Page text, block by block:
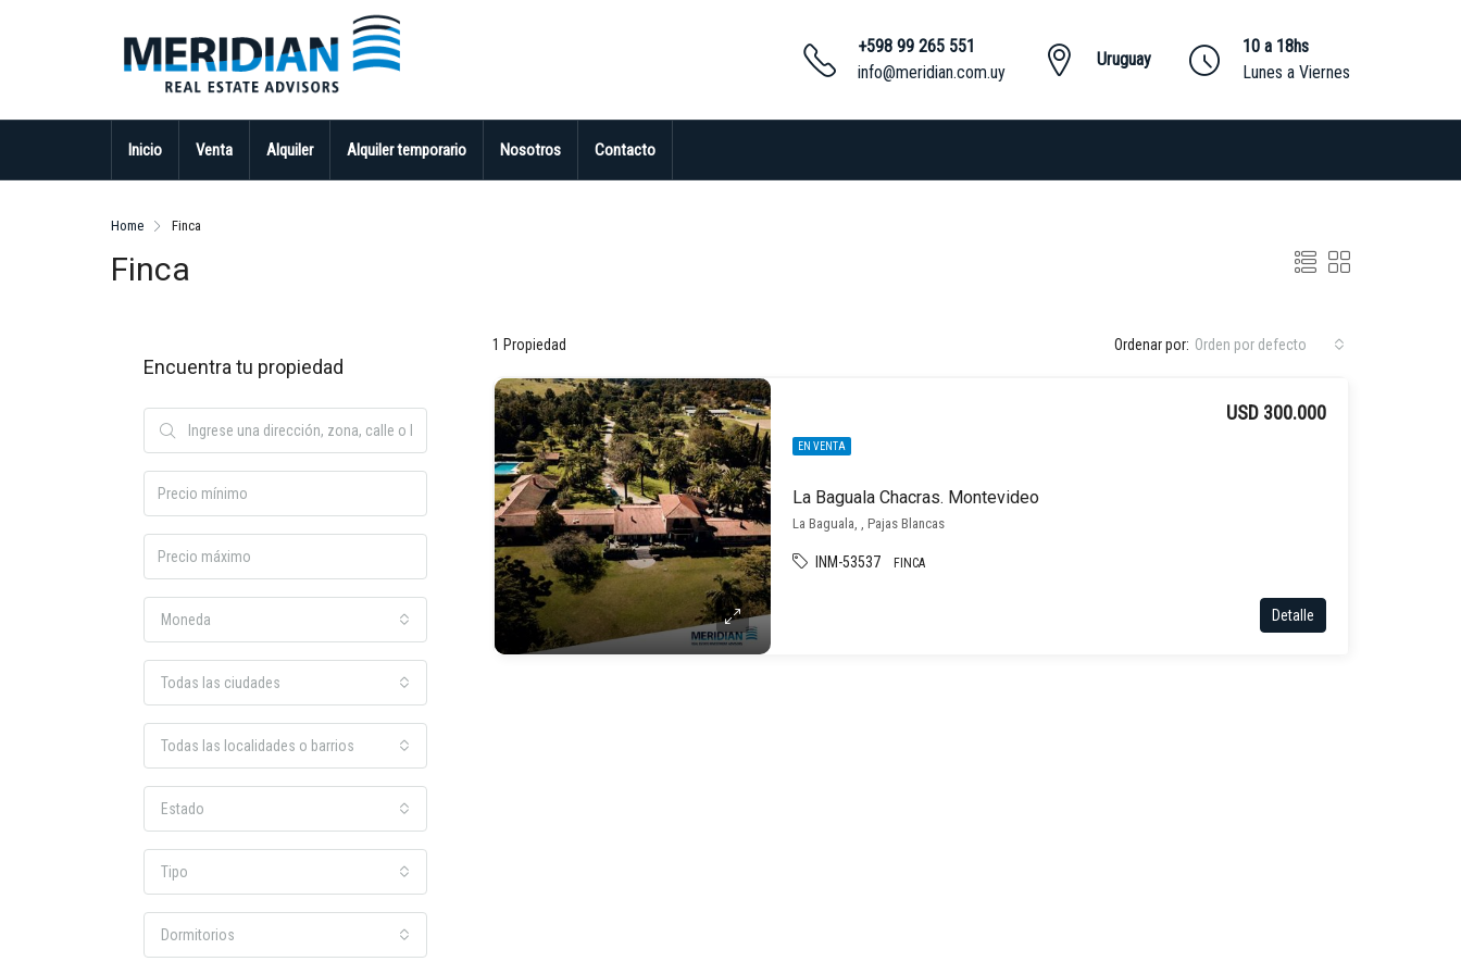
+598 99 265 551
info@meridian.com.uy
Uruguay
10 a 18hs
Lunes a Viernes
Inicio Venta Alquiler Alquiler temporario Nosotros Contacto
Home Finca
Finca
1 Propiedad Ordenar por: Orden por defecto
EN VENTA
La Baguala Chacras. Montevideo
USD 300.000
La Baguala, , Pajas Blancas
INM-53537 FINCA
Detalle
Encuentra tu propiedad
Moneda
Todas las ciudades
Todas las localidades o barrios
Estado
Tipo
Dormitorios